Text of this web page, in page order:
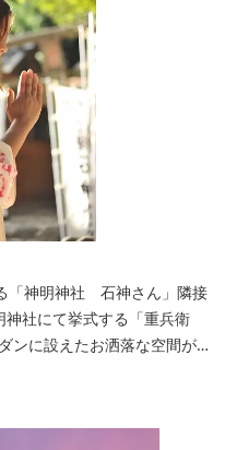
「神明神社 石神さん」隣接
社にて挙式する「重兵衛
ンに設えたお洒落な空間が女